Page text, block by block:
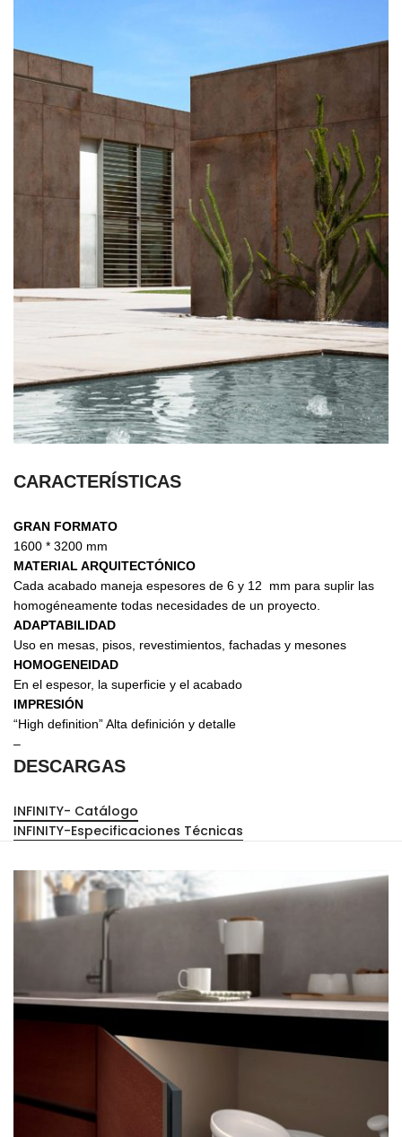
CARACTERÍSTICAS
GRAN FORMATO
1600 * 3200 mm
MATERIAL ARQUITECTÓNICO
Cada acabado maneja espesores de 6 y 12 mm para suplir las
homogéneamente todas necesidades de un proyecto.
ADAPTABILIDAD
Uso en mesas, pisos, revestimientos, fachadas y mesones
HOMOGENEIDAD
En el espesor, la superficie y el acabado
IMPRESIÓN
“High definition” Alta definición y detalle
–
DESCARGAS
INFINITY- Catálogo
INFINITY-Especificaciones Técnicas